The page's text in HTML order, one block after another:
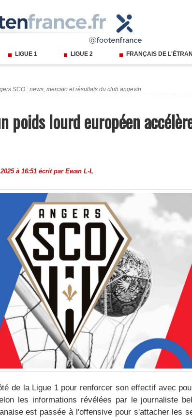
LIGUE 1 LIGUE 2 FRANÇAIS DE
SCO : news, mercato et résultats du club angevin
poids lourd européen
à 16:51 écrit parEwan L-L
de la Ligue 1 pour renforcer son effectif avec
les informations révélées par le journaliste
est passée à l'offensive pour s'attacher les